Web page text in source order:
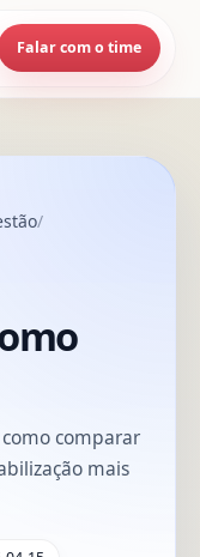
Falar com o time
como comparar
mais